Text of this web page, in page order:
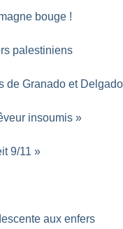
bouge !
palestiniens
de Granado et Delgado
insoumis »
9/11 »
aux enfers